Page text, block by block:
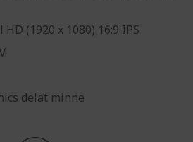
HD (1920 x 1080) 16:9 IPS
delat minne